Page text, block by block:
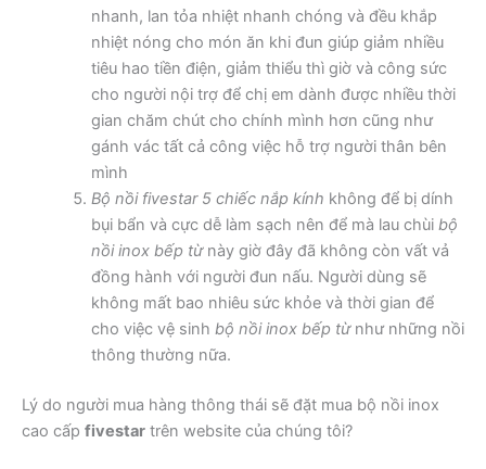
nhanh, lan tỏa nhiệt nhanh chóng và đều khắp
nhiệt nóng cho món ăn khi đun giúp giảm nhiều
tiêu hao tiền điện, giảm thiểu thì giờ và công sức
cho người nội trợ để chị em dành được nhiều thời
gian chăm chút cho chính mình hơn cũng như
gánh vác tất cả công việc hỗ trợ người thân bên
mình
Bộ nồi fivestar 5 chiếc nắp kính không để bị dính
bụi bẩn và cực dễ làm sạch nên để mà lau chùi bộ
nồi inox bếp từnày giờ đây đã không còn vất vả
đồng hành với người đun nấu. Người dùng sẽ
không mất bao nhiêu sức khỏe và thời gian để
cho việc vệ sinh bộ nồi inox bếp từnhư những nồi
thông thường nữa.
Lý do người mua hàng thông thái sẽ đặt mua bộ nồi inox
cao cấp fivestar trên website của chúng tôi?